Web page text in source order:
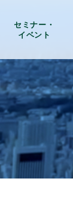
セミナー・
イベント